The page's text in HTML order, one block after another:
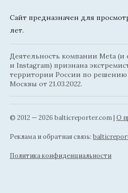
Сайт предназначен для
лет.
Деятельность компании Meta (и
и Instagram) признана
территории России по решению
Москвы от 21.03.2022.
© 2012 — 2026 balticreporter.com | О
Реклама и обратная связь:
Политика конфиденциальности